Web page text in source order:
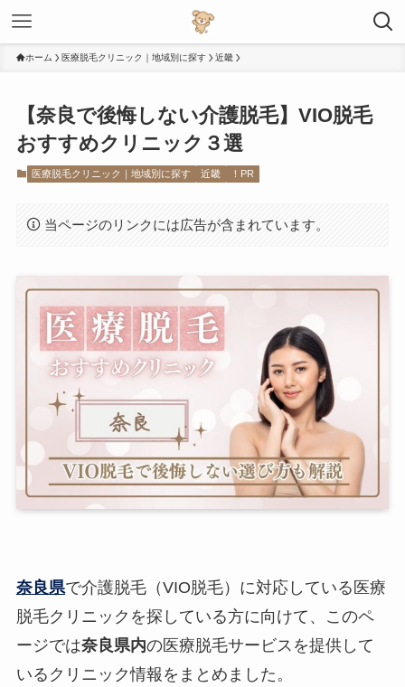
ホーム 医療脱毛クリニック｜地域別に探す 近畿
【奈良で後悔しない介護脱毛】VIO脱毛
おすすめクリニック３選
医療脱毛クリニック｜地域別に探す 近畿 ！PR
当ページのリンクには広告が含まれています。
奈良県で介護脱毛（VIO脱毛）に対応している医療
脱毛クリニックを探している方に向けて、このペ
ージでは奈良県内の医療脱毛サービスを提供して
いるクリニック情報をまとめました。